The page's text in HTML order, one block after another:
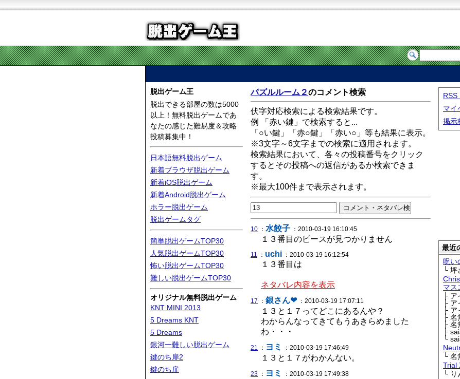
脱出ゲーム王
脱出できる部屋の数は5000
以上！無料脱出ゲームであ
なたの感じた難易度＆攻略
投稿募集中！
日本語無料脱出ゲーム
新着ブラウザ脱出ゲーム
新着iOS脱出ゲーム
新着Android脱出ゲーム
ホラー脱出ゲーム
脱出ゲームタグ
簡単脱出ゲームTOP30
人気脱出ゲームTOP30
怖い脱出ゲームTOP30
難しい脱出ゲームTOP30
オリジナル無料脱出ゲーム
KNT MINI 2013
5 Dreams KNT
5 Dreams
銀河一難しい脱出ゲーム
鍵のち扉2
鍵のち扉
RSS
マイ
掲示
最近
呪い
└ 坪
マス
├ ア
├ ア
├ ア
├ 名
├ 名
├
└
└ 名
Trial
└ り
パズルルーム２のコメント検索
伏字対応検索による検索結果です。
例 「赤い鍵」で検索すると...
「○い鍵」「赤○鍵」「赤い○」等も結果に表示。
※3文字～6文字までの検索に適用されます。
検索結果において、各々の投稿番号をクリック
するとその投稿への返信があるか検索できま
す。
※最大100件まで表示されます。
10 ： 水餃子 ：2010-03-19 16:10:45
１３番目のピースが見つかりません
11 ： uchi ：2010-03-19 16:12:54
１３番目は
ネタバレ内容を表示
17 ： 銀さん❤：2010-03-19 17:07:11
１３と１７ってどこにあるんや？
わからんなってきてもうあきらめました
わ・・・
21 ： ヨミ ：2010-03-19 17:46:49
１３と１７がわかんない。
23 ： ヨミ ：2010-03-19 17:49:38